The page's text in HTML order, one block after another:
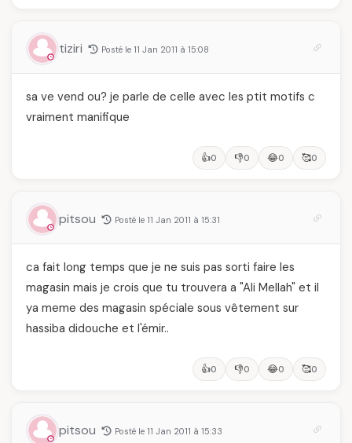
tiziri Posté le 11 Jan 2011 à 15:08
sa ve vend ou? je parle de celle avec les ptit motifs c
vraiment manifique
👍0 👎0 😂0 🥰0
pitsou Posté le 11 Jan 2011 à 15:31
ca fait long temps que je ne suis pas sorti faire les
magasin mais je crois que tu trouvera a "Ali Mellah" et il
ya meme des magasin spéciale sous vêtement sur
hassiba didouche et l'émir..
👍0 👎0 😂0 🥰0
pitsou Posté le 11 Jan 2011 à 15:33